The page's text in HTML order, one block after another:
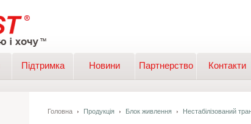
Підтримка Новини Партнерство Контакти
Головна Продукція Блок живлення Нестабілізований